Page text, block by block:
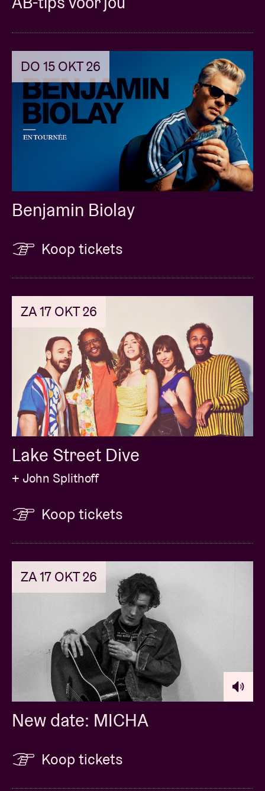
DO 15 OKT 26
Benjamin Biolay
Koop tickets
ZA 17 OKT 26
Lake Street Dive
+ John Splithoff
Koop tickets
ZA 17 OKT 26
New date: MICHA
Koop tickets